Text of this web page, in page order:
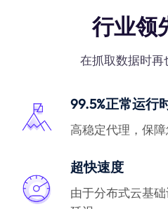
行业领
在抓取数据时再
99.5%正常运行
高稳定代理，保障
超快速度
由于分布式云基